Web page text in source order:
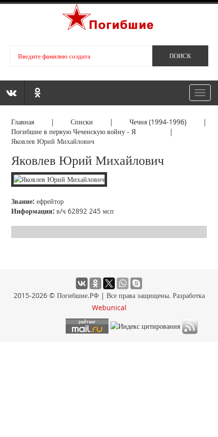
Главная |Списки |Чечня (1994-1996) |
Погибшие в первую Чеченскую войну - Я |
Яковлев Юрий Михайлович
Яковлев Юрий Михайлович
Звание: ефрейтор
Информация: в/ч 62892 245 мсп
2015-2026 © Погибшие.РФ | Все права защищены. Разработка
Webunical